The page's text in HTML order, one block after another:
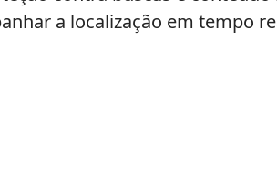
a localização em tempo